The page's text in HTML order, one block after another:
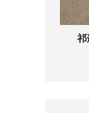
祁